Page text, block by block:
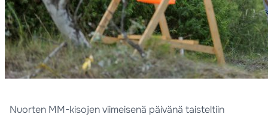
Nuorten MM-kisojen viimeisenä päivänä taisteltiin